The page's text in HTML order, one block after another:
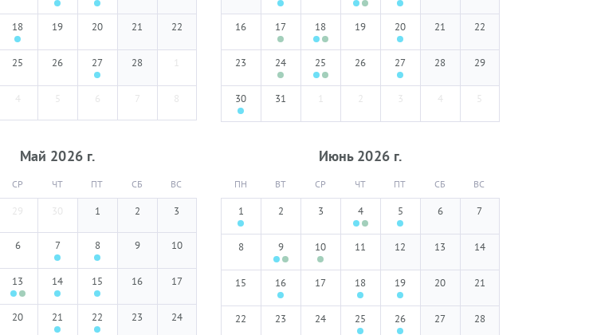
18 19 20 21 22
25 26 27 28 1
4 5 6 7 8
16 17 18 19 20 21 22
23 24 25 26 27 28 29
30 31 1 2 3 4 5
Май 2026 г.
СР ЧТ ПТ СБ ВС
29 30 1 2 3
6 7 8 9 10
13 14 15 16 17
20 21 22 23 24
Июнь 2026 г.
ПН ВТ СР ЧТ ПТ СБ ВС
1 2 3 4 5 6 7
8 9 10 11 12 13 14
15 16 17 18 19 20 21
22 23 24 25 26 27 28